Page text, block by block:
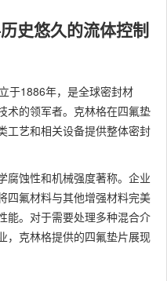
史悠久的流体控制
于1886年，是全球密封材
术的领军者。克林格在四氟垫
工艺和相关设备提供整体密封
腐蚀性和机械强度著称。企业
四氟材料与其他增强材料完美
能。对于需要处理多种混合介
，克林格提供的四氟垫片展现